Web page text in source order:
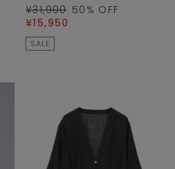
¥31,900 50 % OFF
¥15,950
SALE